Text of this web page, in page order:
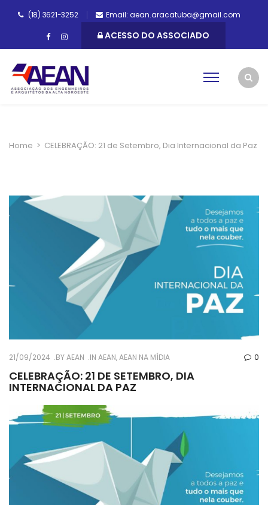
(18) 3621-3252 Email: aean.aracatuba@gmail.com
ACESSO DO ASSOCIADO
Home > CELEBRAÇÃO: 21 de Setembro, Dia Internacional da Paz
21/09/2024 BYAEAN IN AEAN,AEAN NA MÍDIA 0
CELEBRAÇÃO: 21 DE SETEMBRO, DIA
INTERNACIONAL DA PAZ